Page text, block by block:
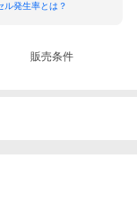
ル発生率とは？
販売条件